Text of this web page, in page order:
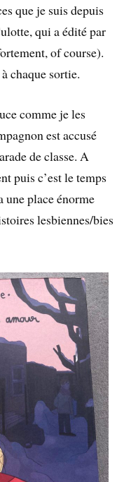
que je suis depuis
qui a édité par
of course).
chaque sortie.
comme je les
est accusé
de classe. A
puis c’est le temps
une place énorme
lesbiennes/bies